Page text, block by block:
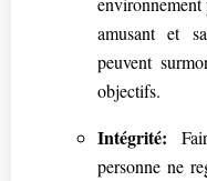
amusant et
peuvent
objectifs.
Intégrité:
personne ne